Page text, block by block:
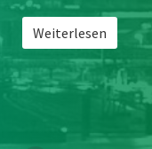
Weiterlesen